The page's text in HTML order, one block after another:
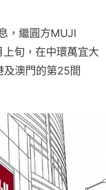
，繼圓方MUJI
旬，在中環萬宜大
澳門的第25間